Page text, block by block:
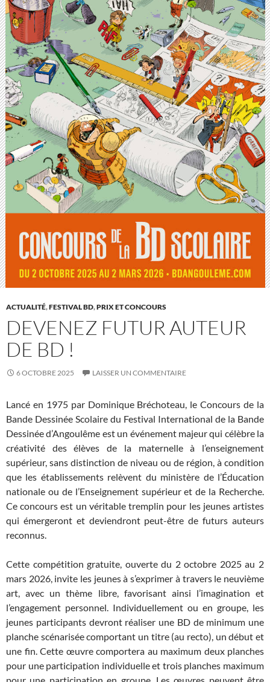
ACTUALITÉ,FESTIVAL BD,PRIX ET CONCOURS
DEVENEZ FUTUR AUTEUR
DE BD !
6 OCTOBRE 2025 LAISSER UN COMMENTAIRE
Lancé en 1975 par Dominique Bréchoteau, le Concours de la
Bande Dessinée Scolaire du Festival International de la Bande
Dessinée d’Angoulême est un événement majeur qui célèbre la
créativité des élèves de la maternelle à l’enseignement
supérieur, sans distinction de niveau ou de région, à condition
que les établissements relèvent du ministère de l’Éducation
nationale ou de l’Enseignement supérieur et de la Recherche.
Ce concours est un véritable tremplin pour les jeunes artistes
qui émergeront et deviendront peut-être de futurs auteurs
reconnus.
Cette compétition gratuite, ouverte du 2 octobre 2025 au 2
mars 2026, invite les jeunes à s’exprimer à travers le neuvième
art, avec un thème libre, favorisant ainsi l’imagination et
l’engagement personnel. Individuellement ou en groupe, les
jeunes participants devront réaliser une BD de minimum une
planche scénarisée comportant un titre (au recto), un début et
une fin. Cette œuvre comportera au maximum deux planches
pour une participation individuelle et trois planches maximum